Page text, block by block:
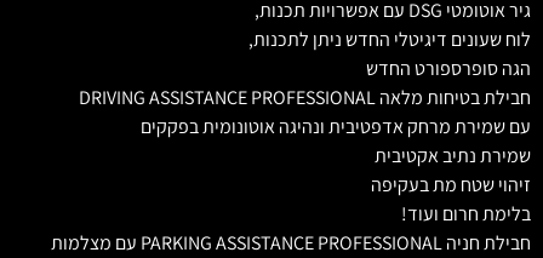
גיר אוטומטי DSG עם אפשרויות תכנות,
לוח שעונים דיגיטלי החדש ניתן לתכנות,
הגה סופרספורט החדש
חבילת בטיחות מלאה DRIVING ASSISTANCE PROFESSIONAL
עם שמירת מרחק אדפטיבית ונהיגה אוטונומית בפקקים
שמירת נתיב אקטיבית
זיהוי שטח מת בעקיפה
בלימת חרום ועוד!
חבילת חניה PARKING ASSISTANCE PROFESSIONAL עם מצלמות